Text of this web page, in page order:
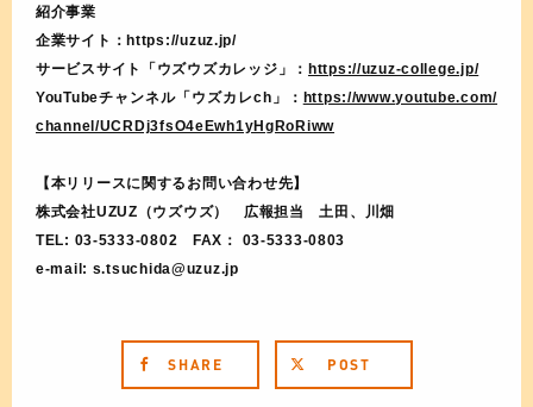
紹介事業
企業サイト：https://uzuz.jp/
サービスサイト「ウズウズカレッジ」： https://uzuz-college.jp/
YouTubeチャンネル「ウズカレch」： https://www.youtube.com/
channel/UCRDj3fsO4eEwh1yHgRoRiww
【本リリースに関するお問い合わせ先】
株式会社UZUZ（ウズウズ） 広報担当 土田、川畑
TEL: 03-5333-0802 FAX： 03-5333-0803
e-mail: s.tsuchida@uzuz.jp
SHARE POST